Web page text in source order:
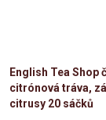
English Tea Shop
citrónová tráva,
citrusy 20 sáčků